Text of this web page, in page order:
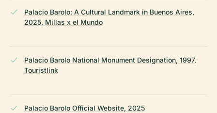
Palacio Barolo: A Cultural Landmark in Buenos Aires,
2025, Millas x el Mundo
Palacio Barolo National Monument Designation, 1997,
Touristlink
Palacio Barolo Official Website, 2025